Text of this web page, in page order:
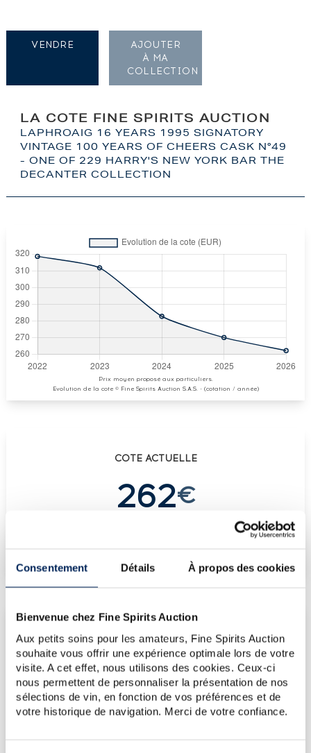
Consentement Détails À propos des cookies
Bienvenue chez Fine Spirits Auction
Aux petits soins pour les amateurs, Fine Spirits Auction
souhaite vous offrir une expérience optimale lors de votre
visite. A cet effet, nous utilisons des cookies. Ceux-ci
nous permettent de personnaliser la présentation de nos
sélections de vin, en fonction de vos préférences et de
votre historique de navigation. Merci de votre confiance.
LA COTE FINE SPIRITS AUCTION
LAPHROAIG 16 YEARS 1995 SIGNATORY
VINTAGE 100 YEARS OF CHEERS CASK N°49
- ONE OF 229 HARRY'S NEW YORK BAR THE
DECANTER COLLECTION
Prix moyen proposé aux particuliers.
Evolution de la cote © Fine Spirits Auction S.A.S. - (cotation / année)
COTE ACTUELLE
262€
LES DERNIÈRES ADJUDICATIONS
17/07/2026
262€
17/07/2026
262€
17/07/2026
262€
13/03/2026
178€
VENDRE
AJOUTER
À MA
COLLECTION